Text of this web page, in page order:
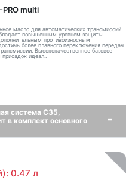
PRO multi
масло для автоматических трансмиссий.
повышенным уровнем защиты
противоизносным
более плавного переключения передач
Высококачественное базовое
идеал..
система C35,
в комплект основного
0.47 л